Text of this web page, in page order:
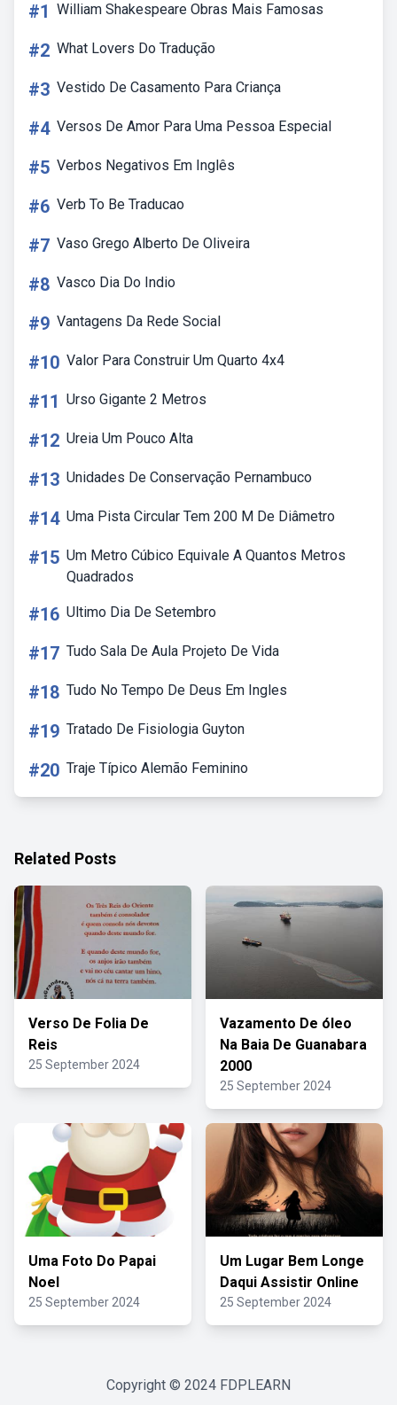
#1 William Shakespeare Obras Mais Famosas
#2 What Lovers Do Tradução
#3 Vestido De Casamento Para Criança
#4 Versos De Amor Para Uma Pessoa Especial
#5 Verbos Negativos Em Inglês
#6 Verb To Be Traducao
#7 Vaso Grego Alberto De Oliveira
#8 Vasco Dia Do Indio
#9 Vantagens Da Rede Social
#10 Valor Para Construir Um Quarto 4x4
#11 Urso Gigante 2 Metros
#12 Ureia Um Pouco Alta
#13 Unidades De Conservação Pernambuco
#14 Uma Pista Circular Tem 200 M De Diâmetro
#15 Um Metro Cúbico Equivale A Quantos Metros
Quadrados
#16 Ultimo Dia De Setembro
#17 Tudo Sala De Aula Projeto De Vida
#18 Tudo No Tempo De Deus Em Ingles
#19 Tratado De Fisiologia Guyton
#20 Traje Típico Alemão Feminino
Related Posts
Verso De Folia De
Reis
25 September 2024
Vazamento De óleo
Na Baia De Guanabara
2000
25 September 2024
Uma Foto Do Papai
Noel
25 September 2024
Um Lugar Bem Longe
Daqui Assistir Online
25 September 2024
Copyright © 2024 FDPLEARN